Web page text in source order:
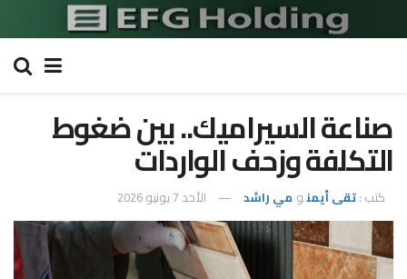
صناعة السيراميك.. بين ضغوط
التكلفة وزحف الواردات
كتب :تقى أيمنو مي راشد الأحد 7 يونيو 2026